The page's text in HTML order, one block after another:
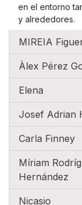
en el entorno
y alrededores.
MIREIA
Àlex Pérez
Elena
Josef Adrian
Carla Finney
Míriam
Hernández
Nicasio